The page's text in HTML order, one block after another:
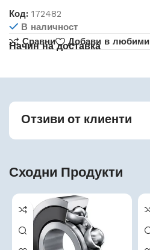
Код:172482
В наличност
Сравни
Добави в любими
Начин на доставка
Отзиви от клиенти
Сходни Продукти